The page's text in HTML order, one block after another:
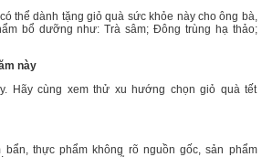
thể dành tặng giỏ quà sức khỏe này cho ông bà,
bổ dưỡng như: Trà sâm; Đông trùng hạ thảo;
này
Hãy cùng xem thử xu hướng chọn giỏ quà tết
bẩn, thực phẩm không rõ nguồn gốc, sản phẩm